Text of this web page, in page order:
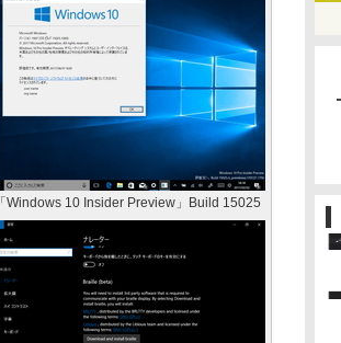
「Windows 10 Insider Preview」Build 15025